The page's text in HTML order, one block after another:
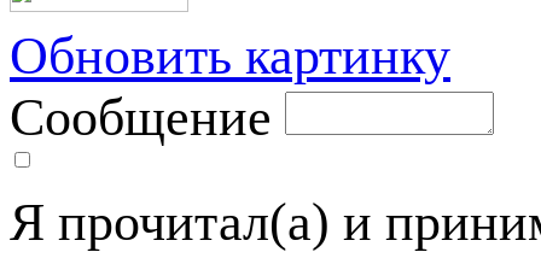
Обновить картинку
Сообщение
Я прочитал(а) и